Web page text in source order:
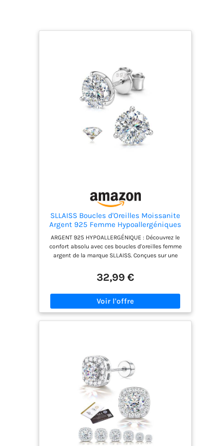
présentés dans un
SLLAISS Boucles d'Oreilles Moissanite
Argent 925 Femme Hypoallergéniques
Or Blanc 16K Boucles d'oreilles 3CT
Moissanite Certifie GRA Boucle d'Oreille
Homme Diamant Brillant Piercing
Oreille Bijoux
ARGENT 925 HYPOALLERGÉNIQUE : Découvrez le
confort absolu avec ces boucles d'oreilles femme
argent de la marque SLLAISS. Conçues sur une
avec poinçon officiel, leur tige délicate respecte la
sensibilité de votre peau. Revêtues d'or blanc ou
ternissement sans laisser de trace sombre,
idéales pour un usage quotidien SERTISSAGE
Associée à une structure en "croissant de lune"
formant une fenêtre lumineuse latérale, cette
boucle d'oreille pierre précieuse libère un feu
d'artifice de reflets colorés COUPE ÉXCELLENTE &
EFFET AGGRANDI : Ces boucles d'oreilles clous
adoptent une taille ronde brillante de type huit
cœurs et huit flèches. Sans bordure épaisse pour
masquer la gemme, les bordures de la moissanite
sont entièrement exposées, offrant un effet visuel
plus grand que le carat réel. La coupe de haute
32,99 €